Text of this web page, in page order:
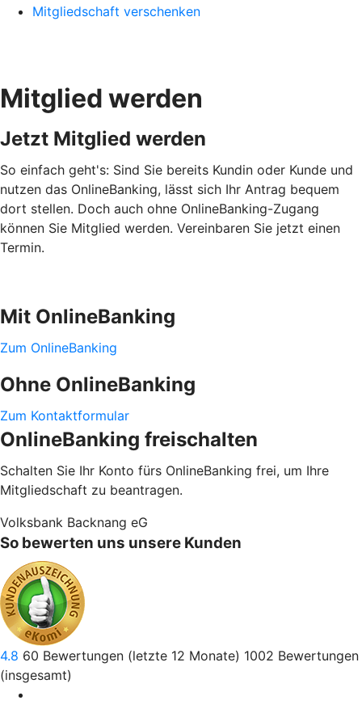
Mitgliedschaft verschenken
Mitglied werden
Jetzt Mitglied werden
So einfach geht's: Sind Sie bereits Kundin oder Kunde und
nutzen das OnlineBanking, lässt sich Ihr Antrag bequem
dort stellen. Doch auch ohne OnlineBanking-Zugang
können Sie Mitglied werden. Vereinbaren Sie jetzt einen
Termin.
Mit OnlineBanking
Zum OnlineBanking
Ohne OnlineBanking
Zum Kontaktformular
OnlineBanking freischalten
Schalten Sie Ihr Konto fürs OnlineBanking frei, um Ihre
Mitgliedschaft zu beantragen.
Volksbank Backnang eG
So bewerten uns unsere Kunden
4.8 60 Bewertungen (letzte 12 Monate) 1002 Bewertungen
(insgesamt)